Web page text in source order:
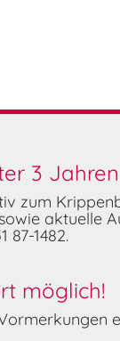
3 Jahren
zum
aktuelle
87-1482.
möglich!